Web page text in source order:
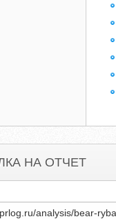
НА ОТЧЕТ